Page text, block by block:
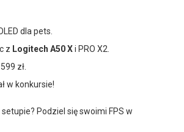
dla pets.
z Logitech A50 Xi PRO X2.
zł.
w konkursie!
Podziel się swoimi FPS w